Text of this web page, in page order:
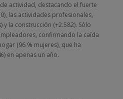
actividad, destacando el fuerte
las actividades profesionales,
y la construcción (+2.582). Sólo
confirmando la caída
(96 % mujeres), que ha
en apenas un año.